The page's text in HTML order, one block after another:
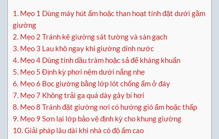
1. Mẹo 1 Dùng máy hút ẩm hoặc than hoạt tính đặt dưới gầm
giường
2. Mẹo 2 Tránh kê giường sát tường và sàn gạch
3. Mẹo 3 Lau khô ngay khi giường dính nước
4. Mẹo 4 Dùng tinh dầu tràm hoặc sả để kháng khuẩn
5. Mẹo 5 Định kỳ phơi nệm dưới nắng nhẹ
6. Mẹo 6 Bọc giường bằng lớp lót chống ẩm ở đáy
7. Mẹo 7 Không trải ga quá dày gây bí hơi
8. Mẹo 8 Tránh đặt giường nơi có hướng gió ẩm hoặc thấp
9. Mẹo 9 Sơn lại lớp bảo vệ định kỳ cho khung giường
10.Giải pháp lâu dài khi nhà có độ ẩm cao